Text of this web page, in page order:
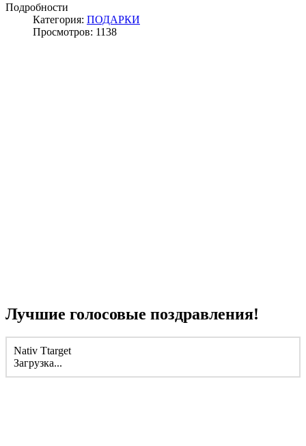
Подробности
Категория: ПОДАРКИ
Просмотров: 1138
Лучшие голосовые поздравления!
Nativ Ttarget
Загрузка...